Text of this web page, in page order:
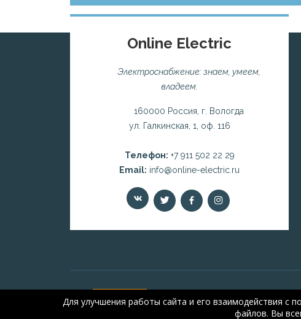
Online Electric
Электроснабжение: знаем, умеем,
владеем.
160000 Россия, г. Вологда
ул. Галкинская, 1, оф. 116
Телефон: +7 911 502 22 29
Email: info@online-electric.ru
Для улучшения работы сайта и его взаимодействия с
файлов. Вы